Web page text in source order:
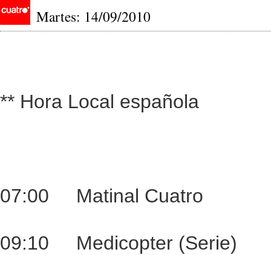
Martes: 14/09/2010
** Hora Local española
07:00 Matinal Cuatro
09:10 Medicopter (Serie)